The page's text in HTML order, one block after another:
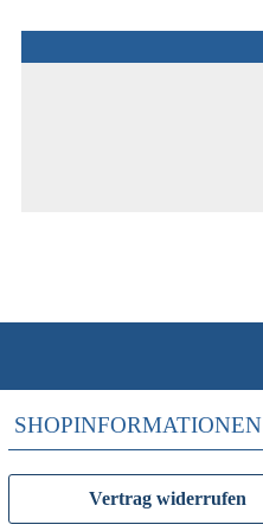
SHOPINFORMATIONEN
Vertrag widerrufen